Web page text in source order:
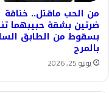
من الحب ماقتل.. خناقة
ضرتين بشقة حبيبهما
بسقوط من الطابق
بالمرج
يونيو 25, 2026